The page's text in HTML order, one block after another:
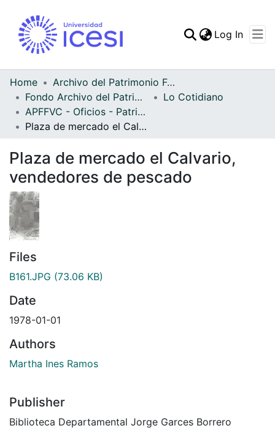
Statistics
Log In
Home
Archivo del Patrimonio Fotográfico y Fílmico del Valle del Cauca
Fondo Archivo del Patrimonio Fotográfico y Fílmico del Valle del Cauca
Lo Cotidiano
APFFVC - Oficios - Patrimonial
Plaza de mercado el Calvario, vendedores de pescado
Plaza de mercado el Calvario,
vendedores de pescado
Files
B161.JPG (73.06 KB)
Date
1978-01-01
Authors
Martha Ines Ramos
Publisher
Biblioteca Departamental Jorge Garces Borrero